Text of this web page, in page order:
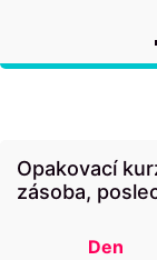
Opakovací
zásoba,
Den